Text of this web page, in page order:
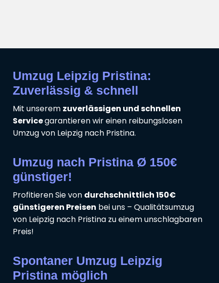
Umzug Leipzig Pristina:
Zuverlässig & schnell
Mit unserem zuverlässigen und schnellen
Servicegarantieren wir einen reibungslosen
Umzug von Leipzig nach Pristina.
Umzug nach Pristina Ø 150€
günstiger!
Profitieren Sie von durchschnittlich 150€
günstigeren Preisen bei uns – Qualitätsumzug
von Leipzig nach Pristina zu einem unschlagbaren
Preis!
Spontaner Umzug Leipzig
Pristina möglich